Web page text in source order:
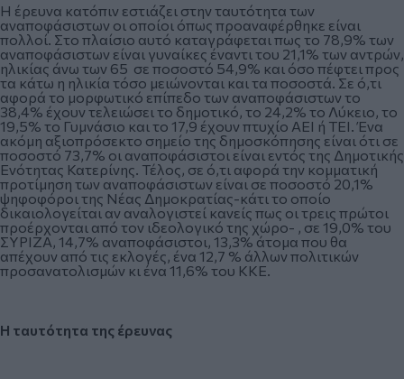
Η έρευνα κατόπιν εστιάζει στην ταυτότητα των
αναποφάσιστων οι οποίοι όπως προαναφέρθηκε είναι
πολλοί. Στο πλαίσιο αυτό καταγράφεται πως το 78,9% των
αναποφάσιστων είναι γυναίκες έναντι του 21,1% των αντρών,
ηλικίας άνω των 65 σε ποσοστό 54,9% και όσο πέφτει προς
τα κάτω η ηλικία τόσο μειώνονται και τα ποσοστά. Σε ό,τι
αφορά το μορφωτικό επίπεδο των αναποφάσιστων το
38,4% έχουν τελειώσει το δημοτικό, το 24,2% το Λύκειο, το
19,5% το Γυμνάσιο και το 17,9 έχουν πτυχίο ΑΕΙ ή ΤΕΙ. Ένα
ακόμη αξιοπρόσεκτο σημείο της δημοσκόπησης είναι ότι σε
ποσοστό 73,7% οι αναποφάσιστοι είναι εντός της Δημοτικής
Ενότητας Κατερίνης. Τέλος, σε ό,τι αφορά την κομματική
προτίμηση των αναποφάσιστων είναι σε ποσοστό 20,1%
ψηφοφόροι της Νέας Δημοκρατίας-κάτι το οποίο
δικαιολογείται αν αναλογιστεί κανείς πως οι τρεις πρώτοι
προέρχονται από τον ιδεολογικό της χώρο- , σε 19,0% του
ΣΥΡΙΖΑ, 14,7% αναποφάσιστοι, 13,3% άτομα που θα
απέχουν από τις εκλογές, ένα 12,7 % άλλων πολιτικών
προσανατολισμών κι ένα 11,6% του ΚΚΕ.
Η ταυτότητα της έρευνας